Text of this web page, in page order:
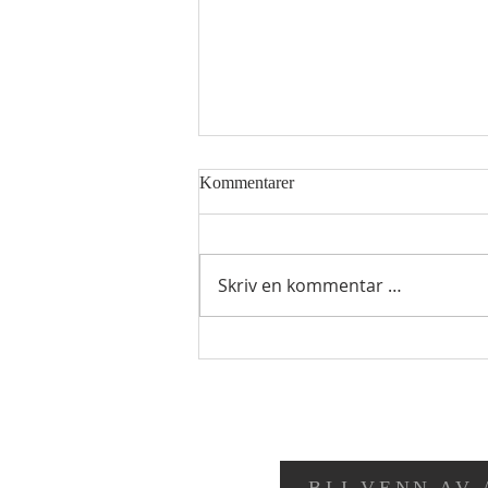
Hellig sky 8.august
Kommentarer
Skriv en kommentar …